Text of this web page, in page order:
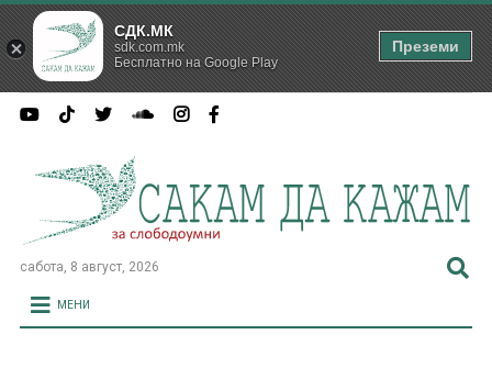
сабота, 8 август, 2026
МЕНИ
СДК.МК
sdk.com.mk
Бесплатно на Google Play
Преземи